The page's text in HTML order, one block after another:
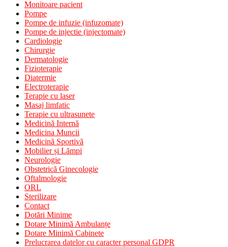
Monitoare pacient
Pompe
Pompe de infuzie (infuzomate)
Pompe de injectie (injectomate)
Cardiologie
Chirurgie
Dermatologie
Fizioterapie
Diatermie
Electroterapie
Terapie cu laser
Masaj limfatic
Terapie cu ultrasunete
Medicină Internă
Medicina Muncii
Medicină Sportivă
Mobilier și Lămpi
Neurologie
Obstetrică Ginecologie
Oftalmologie
ORL
Sterilizare
Contact
Dotări Minime
Dotare Minimă Ambulanțe
Dotare Minimă Cabinete
Prelucrarea datelor cu caracter personal GDPR